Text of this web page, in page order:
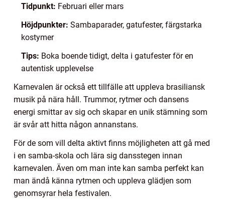
Tidpunkt: Februari eller mars
Höjdpunkter: Sambaparader, gatufester, färgstarka
kostymer
Tips: Boka boende tidigt, delta i gatufester för en
autentisk upplevelse
Karnevalen är också ett tillfälle att uppleva brasiliansk
musik på nära håll. Trummor, rytmer och dansens
energi smittar av sig och skapar en unik stämning som
är svår att hitta någon annanstans.
För de som vill delta aktivt finns möjligheten att gå med
i en samba-skola och lära sig dansstegen innan
karnevalen. Även om man inte kan samba perfekt kan
man ändå känna rytmen och uppleva glädjen som
genomsyrar hela festivalen.